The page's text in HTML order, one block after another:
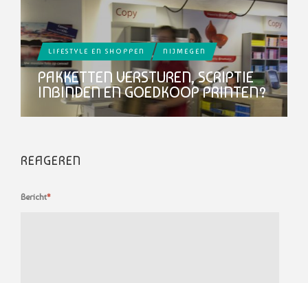
LIFESTYLE EN SHOPPEN NIJMEGEN
PAKKETTEN VERSTUREN, SCRIPTIE
INBINDEN EN GOEDKOOP PRINTEN?
REAGEREN
Bericht*